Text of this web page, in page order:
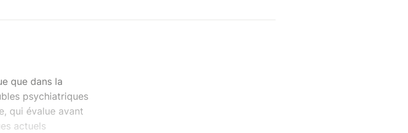
que dans la
psychiatriques
qui évalue avant
actuels